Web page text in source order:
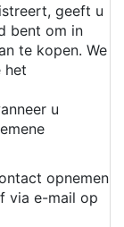
geeft u
bent om in
te kopen. We
het
u
opnemen
via e-mail op